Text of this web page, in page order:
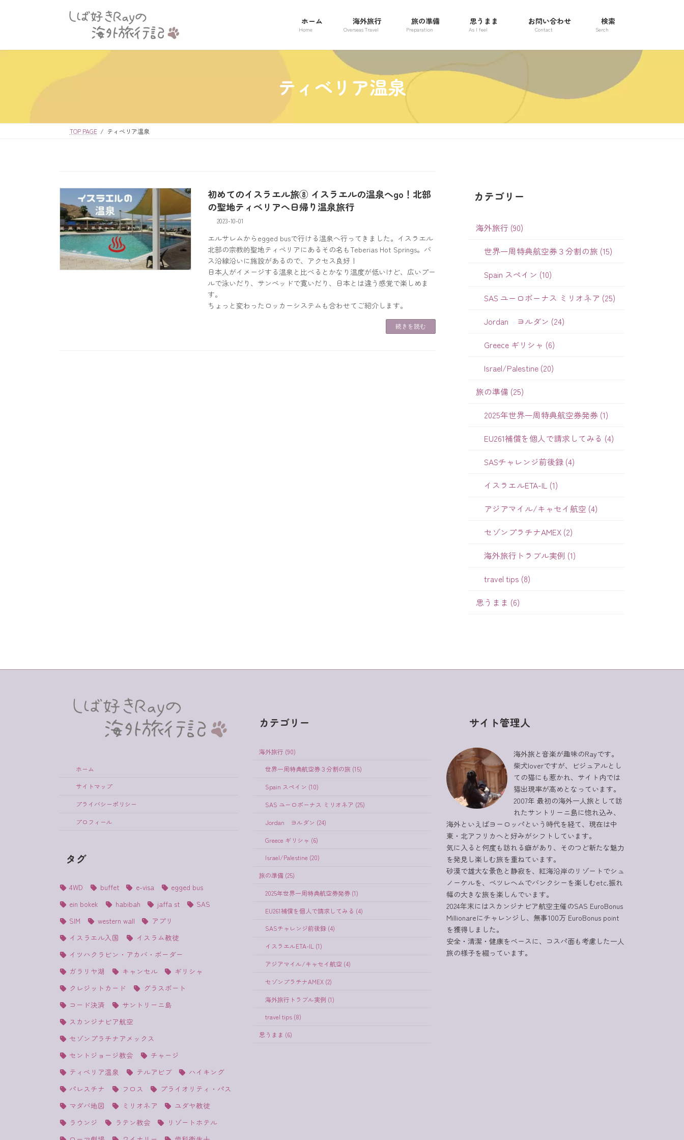
プ
動
ホーム
Home
海外旅行
Overseas Travel
旅の準備
Preparation
思うまま
As I feel
お問い合わせ
Contact
検索
Serch
ティベリア温泉
TOP PAGE ティベリア温泉
初めてのイスラエル旅⑧ イスラエルの温泉へgo！北部
の聖地ティベリアへ日帰り温泉旅行
2023-10-01
エルサレムからegged busで行ける温泉へ行ってきました。イスラエル
北部の宗教的聖地ティベリアにあるその名もTeberias Hot Springs。バ
ス沿線沿いに施設があるので、アクセス良好！
日本人がイメージする温泉と比べるとかなり温度が低いけど、広いプー
ルで泳いだり、サンベッドで寛いだり、日本とは違う感覚で楽しめま
す。
ちょっと変わったロッカーシステムも合わせてご紹介します。
続きを読む
カテゴリー
海外旅行 (90)
世界一周特典航空券３分割の旅 (15)
Spain スペイン (10)
SAS ユーロボーナス ミリオネア (25)
Jordan ヨルダン (24)
Greece ギリシャ (6)
Israel/Palestine (20)
旅の準備 (25)
2025年世界一周特典航空券発券 (1)
EU261補償を個人で請求してみる (4)
SASチャレンジ前後録 (4)
イスラエルETA-IL (1)
アジアマイル/キャセイ航空 (4)
セゾンプラチナAMEX (2)
海外旅行トラブル実例 (1)
travel tips (8)
思うまま (6)
ホーム
サイトマップ
プライバシーポリシー
プロフィール
タグ
4WD buffet e-visa
egged bus
ein bokek
habibah jaffa st
SAS
SIM
western wall
アプリ
イスラエル入国
イスラム教徒
イツハクラビン・アカバ・ボーダー
ガラリヤ湖
キャンセル
ギリシャ
クレジットカード
グラスボート
コード決済
サントリーニ島
スカンジナビア航空
セゾンプラチナアメックス
セントジョージ教会
チャージ
ティベリア温泉
テルアビブ
ハイキング
パレスチナ
フロス
プライオリティ・パス
マダバ地図
ミリオネア
ユダヤ教徒
ラウンジ
ラテン教会
リゾートホテル
カテゴリー
海外旅行 (90)
世界一周特典航空券３分割の旅 (15)
Spain スペイン (10)
SAS ユーロボーナス ミリオネア (25)
Jordan ヨルダン (24)
Greece ギリシャ (6)
Israel/Palestine (20)
旅の準備 (25)
2025年世界一周特典航空券発券 (1)
EU261補償を個人で請求してみる (4)
SASチャレンジ前後録 (4)
イスラエルETA-IL (1)
アジアマイル/キャセイ航空 (4)
セゾンプラチナAMEX (2)
海外旅行トラブル実例 (1)
travel tips (8)
思うまま (6)
サイト管理人
海外旅と音楽が趣味のRayです。
柴犬loverですが、ビジュアルとし
ての猫にも惹かれ、サイト内では
猫出現率が高めとなっています。
2007年 最初の海外一人旅として訪
れたサントリーニ島に惚れ込み、
海外といえばヨーロッパという時代を経て、現在は中
東・北アフリカへと好みがシフトしています。
気に入ると何度も訪れる癖があり、そのつど新たな魅力
を発見し楽しむ旅を重ねています。
砂漠で雄大な景色と静寂を、紅海沿岸のリゾートでシュ
ノーケルを、ベツレヘムでバンクシーを楽しむetc.振れ
幅の大きな旅を楽しんでいます。
2024年末にはスカンジナビア航空主催のSAS EuroBonus
Millionareにチャレンジし、無事100万 EuroBonus point
を獲得しました。
安全・清潔・健康をベースに、コスパ面も考慮した一人
旅の様子を綴っています。